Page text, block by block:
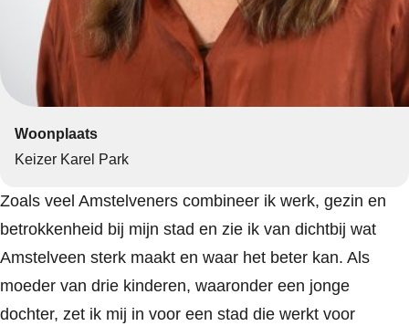
Woonplaats
Keizer Karel Park
Zoals veel Amstelveners combineer ik werk, gezin en
betrokkenheid bij mijn stad en zie ik van dichtbij wat
Amstelveen sterk maakt en waar het beter kan. Als
moeder van drie kinderen, waaronder een jonge
dochter, zet ik mij in voor een stad die werkt voor